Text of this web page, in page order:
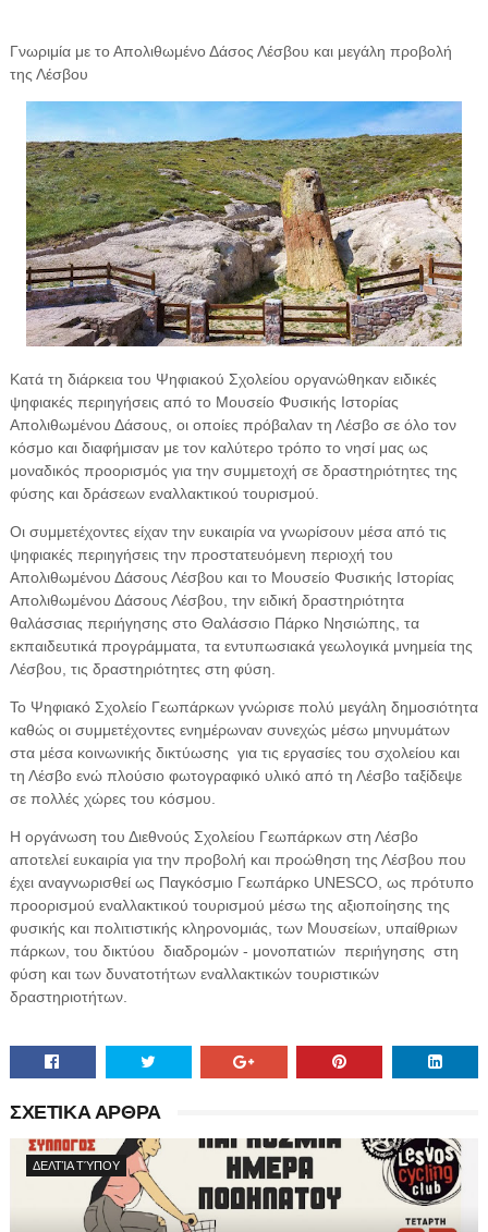
Γνωριμία με το Απολιθωμένο Δάσος Λέσβου και μεγάλη προβολή
της Λέσβου
Κατά τη διάρκεια του Ψηφιακού Σχολείου οργανώθηκαν ειδικές
ψηφιακές περιηγήσεις από το Μουσείο Φυσικής Ιστορίας
Απολιθωμένου Δάσους, οι οποίες πρόβαλαν τη Λέσβο σε όλο τον
κόσμο και διαφήμισαν με τον καλύτερο τρόπο το νησί μας ως
μοναδικός προορισμός για την συμμετοχή σε δραστηριότητες της
φύσης και δράσεων εναλλακτικού τουρισμού.
Οι συμμετέχοντες είχαν την ευκαιρία να γνωρίσουν μέσα από τις
ψηφιακές περιηγήσεις την προστατευόμενη περιοχή του
Απολιθωμένου Δάσους Λέσβου και το Μουσείο Φυσικής Ιστορίας
Απολιθωμένου Δάσους Λέσβου, την ειδική δραστηριότητα
θαλάσσιας περιήγησης στο Θαλάσσιο Πάρκο Νησιώπης, τα
εκπαιδευτικά προγράμματα, τα εντυπωσιακά γεωλογικά μνημεία της
Λέσβου, τις δραστηριότητες στη φύση.
Το Ψηφιακό Σχολείο Γεωπάρκων γνώρισε πολύ μεγάλη δημοσιότητα
καθώς οι συμμετέχοντες ενημέρωναν συνεχώς μέσω μηνυμάτων
στα μέσα κοινωνικής δικτύωσης για τις εργασίες του σχολείου και
τη Λέσβο ενώ πλούσιο φωτογραφικό υλικό από τη Λέσβο ταξίδεψε
σε πολλές χώρες του κόσμου.
Η οργάνωση του Διεθνούς Σχολείου Γεωπάρκων στη Λέσβο
αποτελεί ευκαιρία για την προβολή και προώθηση της Λέσβου που
έχει αναγνωρισθεί ως Παγκόσμιο Γεωπάρκο UNESCO, ως πρότυπο
προορισμού εναλλακτικού τουρισμού μέσω της αξιοποίησης της
φυσικής και πολιτιστικής κληρονομιάς, των Μουσείων, υπαίθριων
πάρκων, του δικτύου διαδρομών - μονοπατιών περιήγησης στη
φύση και των δυνατοτήτων εναλλακτικών τουριστικών
δραστηριοτήτων.
ΣΧΕΤΙΚΑ ΑΡΘΡΑ
ΔΕΛΤΊΑ ΤΎΠΟΥ